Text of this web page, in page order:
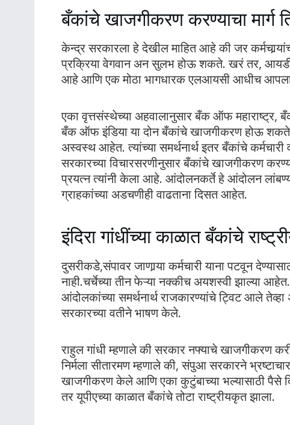
बँकांचे खाजगीकरण करण्याचा मार्ग
केन्द्र सरकारला हे देखील माहित आहे की जर
प्रक्रिया वेगवान अन सुलभ होऊ शकते. खरं तर,
आहे आणि एक मोठा भागधारक एलआयसी आधीच
एका वृत्तसंस्थेच्या अहवालानुसार बँक ऑफ
बँक ऑफ इंडिया या दोन बँकांचे खाजगीकरण होऊ
अस्वस्थ आहेत. त्यांच्या समर्थनार्थ इतर बँकांचे
सरकारच्या विचारसरणीनुसार बँकांचे खाजगीकरण
प्रयत्न त्यांनी केला आहे. आंदोलनकर्ते हे आंदोलन
ग्राहकांच्या अडचणीही वाढताना दिसत आहेत.
इंदिरा गांधींच्या काळात बँकांचे
दुसरीकडे,संपावर जाणार्‍या कर्मचारी याना पटवून
नाही.चर्चेच्या तीन फेऱ्या नक्कीच अयशस्वी झाल्या
आंदोलकांच्या समर्थनार्थ राजकारण्यांचे ट्विट आले तेव्हा
सरकारच्या वतीने भाषण केले.
राहुल गांधी म्हणाले की सरकार नफ्याचे खाजगीकरण
निर्मला सीतारमण म्हणाले की, संपुआ सरकारने
खाजगीकरण केले आणि एका कुटुंबाच्या भल्यासाठी पैसे
तर यूपीएच्या काळात बँकांचे तोटा राष्ट्रीयकृत झाला.